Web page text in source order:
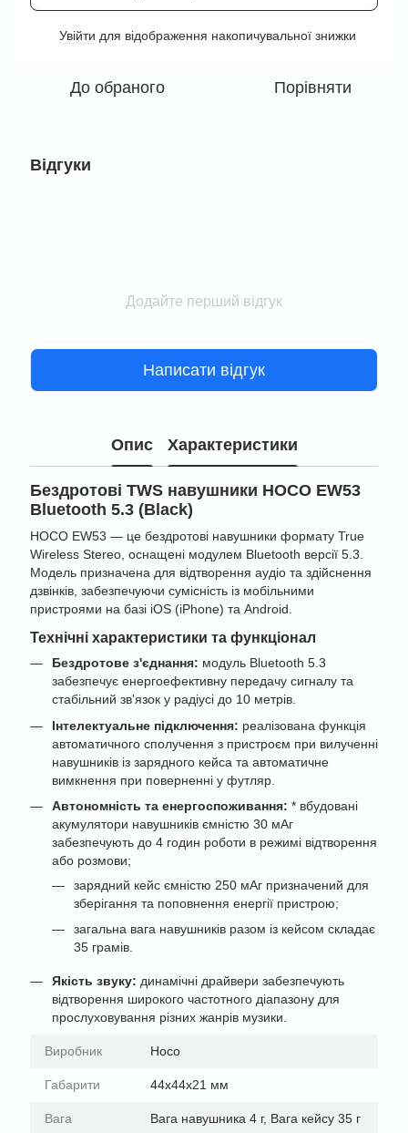
Увійти для відображення накопичувальної знижки
До обраного Порівняти
Відгуки
Додайте перший відгук
Написати відгук
Опис Характеристики
Бездротові TWS навушники HOCO EW53
Bluetooth 5.3 (Black)
HOCO EW53 — це бездротові навушники формату True
Wireless Stereo, оснащені модулем Bluetooth версії 5.3.
Модель призначена для відтворення аудіо та здійснення
дзвінків, забезпечуючи сумісність із мобільними
пристроями на базі iOS (iPhone) та Android.
Технічні характеристики та функціонал
Бездротове з'єднання: модуль Bluetooth 5.3
забезпечує енергоефективну передачу сигналу та
стабільний зв'язок у радіусі до 10 метрів.
Інтелектуальне підключення: реалізована функція
автоматичного сполучення з пристроєм при вилученні
навушників із зарядного кейса та автоматичне
вимкнення при поверненні у футляр.
Автономність та енергоспоживання: * вбудовані
акумулятори навушників ємністю 30 мАг
забезпечують до 4 годин роботи в режимі відтворення
або розмови;
зарядний кейс ємністю 250 мАг призначений для
зберігання та поповнення енергії пристрою;
загальна вага навушників разом із кейсом складає
35 грамів.
Якість звуку: динамічні драйвери забезпечують
відтворення широкого частотного діапазону для
прослуховування різних жанрів музики.
Виробник Hoco
Габарити 44х44х21 мм
Вага Вага навушника 4 г, Вага кейсу 35 г